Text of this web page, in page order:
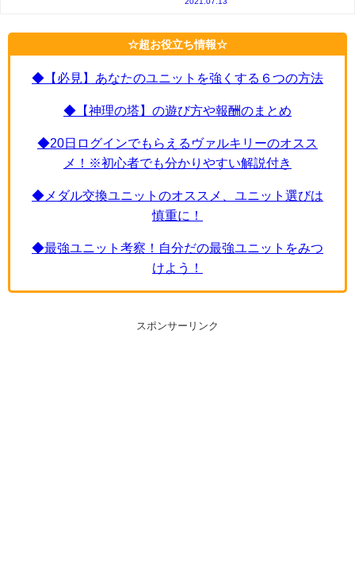
☆超お役立ち情報☆
◆【必見】あなたのユニットを強くする６つの方法
◆【神理の塔】の遊び方や報酬のまとめ
◆20日ログインでもらえるヴァルキリーのオスス
メ！※初心者でも分かりやすい解説付き
◆メダル交換ユニットのオススメ、ユニット選びは
慎重に！
◆最強ユニット考察！自分だの最強ユニットをみつ
けよう！
スポンサーリンク